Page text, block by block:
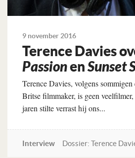
9 november 2016
Terence Davies
PassionenSunset
Terence Davies, volgens
Britse filmmaker, is geen
jaren stilte verrast hij ons...
Interview Dossier: Terence